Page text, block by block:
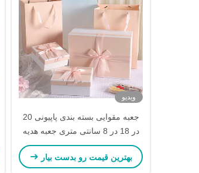
ویدیو
جعبه مقوایی بسته بندی پاپیونی 20
در 18 در 8 سانتی متری جعبه هدیه
شیک
بهترین قیمت رو بدست بیار